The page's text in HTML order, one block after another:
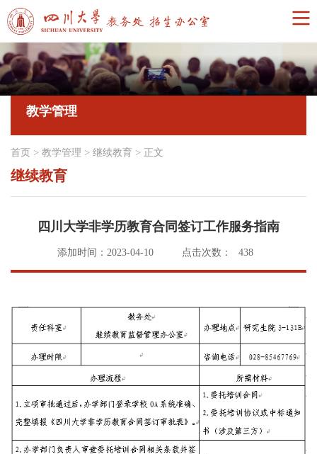
教学管理
首页 > 教学管理 > 继续教育 > 正文
继续教育
四川大学非学历教育合同签订工作服务指南
添加时间：2023-04-10 点击次数： 438